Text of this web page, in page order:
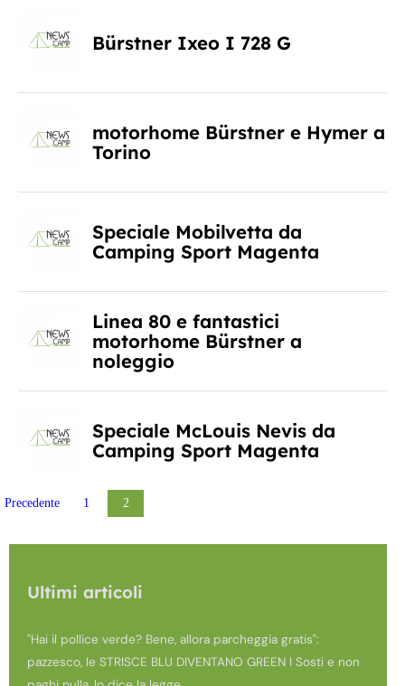
Bürstner Ixeo I 728 G
motorhome Bürstner e Hymer a
Torino
Speciale Mobilvetta da
Camping Sport Magenta
Linea 80 e fantastici
motorhome Bürstner a
noleggio
Speciale McLouis Nevis da
Camping Sport Magenta
Posts pagination
Precedente 1 2
Ultimi articoli
"Hai il pollice verde? Bene, allora parcheggia gratis":
pazzesco, le STRISCE BLU DIVENTANO GREEN I Sosti e non